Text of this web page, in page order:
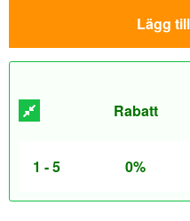
Lägg
Rabatt
1 - 5 0%